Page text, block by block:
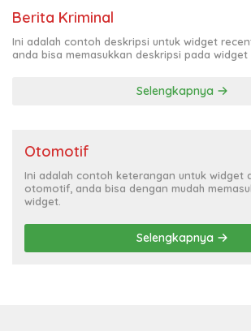
Berita Kriminal
Ini adalah contoh deskripsi untuk widget
anda bisa memasukkan deskripsi pada widget
Selengkapnya
Otomotif
Ini adalah contoh keterangan untuk widget
otomotif, anda bisa dengan mudah
widget.
Selengkapnya